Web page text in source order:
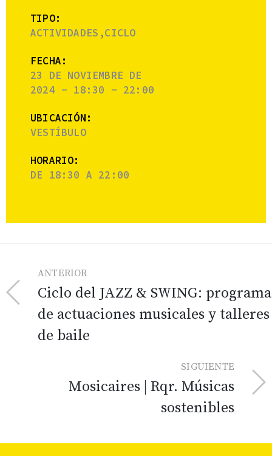
TIPO:
ACTIVIDADES,CICLO
FECHA:
23 DE NOVIEMBRE DE
2024 - 18:30 - 22:00
UBICACIÓN:
VESTÍBULO
HORARIO:
DE 18:30 A 22:00
ANTERIOR
Ciclo del JAZZ & SWING: programa
de actuaciones musicales y talleres
de baile
SIGUIENTE
Mosicaires | Rqr. Músicas
sostenibles